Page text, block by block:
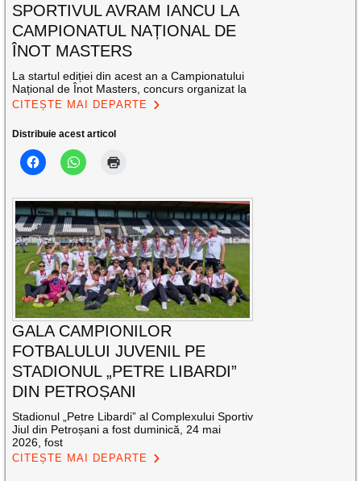
SPORTIVUL AVRAM IANCU LA
CAMPIONATUL NAȚIONAL DE
ÎNOT MASTERS
La startul ediției din acest an a Campionatului
Național de Înot Masters, concurs organizat la
CITEȘTE MAI DEPARTE
Distribuie acest articol
GALA CAMPIONILOR
FOTBALULUI JUVENIL PE
STADIONUL „PETRE LIBARDI”
DIN PETROȘANI
Stadionul „Petre Libardi” al Complexului Sportiv
Jiul din Petroșani a fost duminică, 24 mai
2026, fost
CITEȘTE MAI DEPARTE